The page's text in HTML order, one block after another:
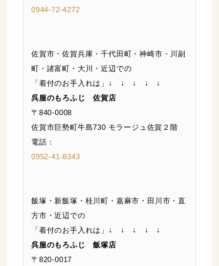
0944-72-4272
佐賀市・佐賀兵庫・千代田町・神崎市・川副
町・諸富町・大川・近辺での
「着付のお手入れは」↓ ↓ ↓ ↓ ↓
呉服のもろふじ 佐賀店
〒840-0008
佐賀市巨勢町牛島730 モラージュ佐賀２階
電話：
0952-41-8343
飯塚・新飯塚・桂川町・嘉麻市・田川市・直
方市・近辺での
「着付のお手入れは」↓ ↓ ↓ ↓ ↓
呉服のもろふじ 飯塚店
〒820-0017